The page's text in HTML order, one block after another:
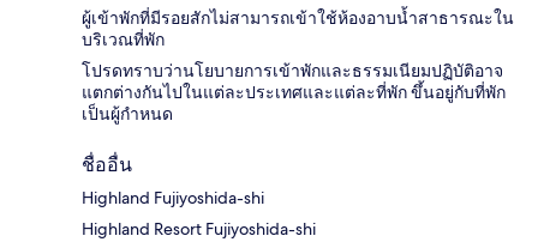
ผู้เข้าพักที่มีรอยสักไม่สามารถเข้าใช้ห้องอาบน้ำสาธารณะใน
บริเวณที่พัก
โปรดทราบว่านโยบายการเข้าพักและธรรมเนียมปฏิบัติอาจ
แตกต่างกันไปในแต่ละประเทศและแต่ละที่พัก ขึ้นอยู่กับที่พัก
เป็นผู้กำหนด
ชื่ออื่น
Highland Fujiyoshida-shi
Highland Resort Fujiyoshida-shi